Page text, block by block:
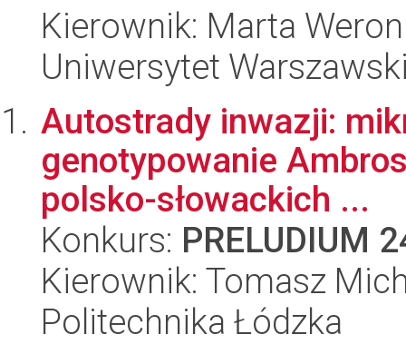
Kierownik: Marta
Uniwersytet
Autostrady inwazji:
genotypowanie
polsko-słowackich ...
Konkurs: PRELUDIUM
Kierownik: Tomasz
Politechnika Łódzka